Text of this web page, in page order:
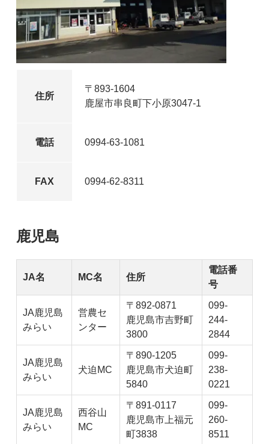
住所
〒893-1604
鹿屋市串良町下小原3047-1
電話 0994-63-1081
FAX 0994-62-8311
鹿児島
JA名 MC名 住所
電話番
号
JA鹿児島
みらい
営農セ
ンター
〒892-0871
鹿児島市吉野町
3800
099-
244-
2844
JA鹿児島
みらい
犬迫MC
〒890-1205
鹿児島市犬迫町
5840
099-
238-
0221
JA鹿児島
みらい
西谷山
MC
〒891-0117
鹿児島市上福元
町3838
099-
260-
8511